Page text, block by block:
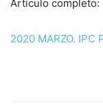
Artículo completo:
2020 MARZO. IPC